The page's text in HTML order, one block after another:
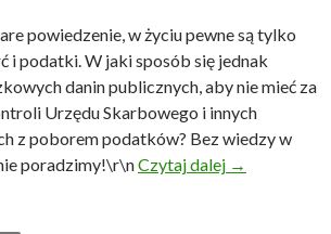
powiedzenie, w życiu pewne są tylko
i podatki. W jaki sposób się jednak
danin publicznych, aby nie mieć za
Urzędu Skarbowego i innych
z poborem podatków? Bez wiedzy w
poradzimy!\r\nCzytaj dalej Podatki –
→